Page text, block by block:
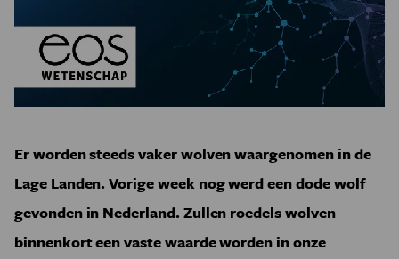
Er worden steeds vaker wolven waargenomen in de
Lage Landen. Vorige week nog werd een dode wolf
gevonden in Nederland. Zullen roedels wolven
binnenkort een vaste waarde worden in onze